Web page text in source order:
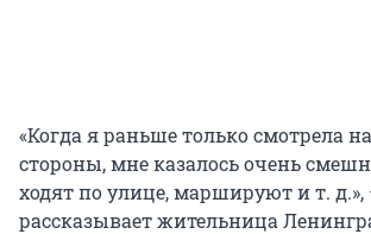
«Когда я раньше только смотрела
стороны, мне казалось очень
ходят по улице, маршируют и т. д.»,
рассказывает жительница